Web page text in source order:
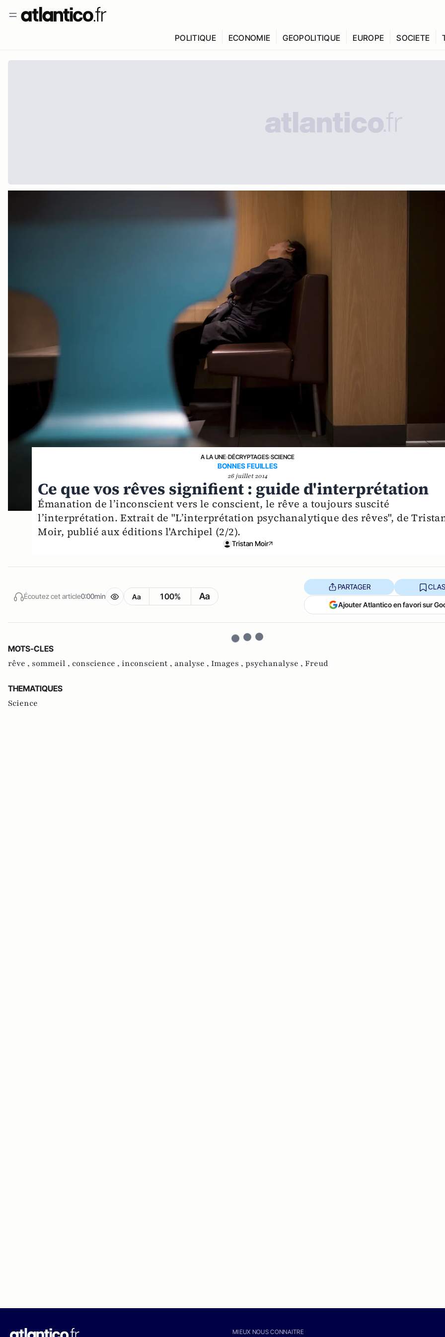
POLITIQUE ECONOMIE GEOPOLITIQUE EUROPE SOCIETE
A LA UNE›DÉCRYPTAGES›SCIENCE
BONNES FEUILLES
26 juillet 2014
Ce que vos rêves signifient : guide d'interprétation
Émanation de l’inconscient vers le conscient, le rêve a toujours suscité
l’interprétation. Extrait de "L’interprétation psychanalytique des rêves", de
Moir, publié aux éditions l'Archipel (2/2).
Tristan Moir
Écoutez cet article0:00min Aa 100% Aa
PARTAGER
Ajouter Atlantico en favori sur
MOTS-CLES
rêve , sommeil , conscience , inconscient , analyse , Images , psychanalyse , Freud
THEMATIQUES
Science
MIEUX NOUS CONNAITRE